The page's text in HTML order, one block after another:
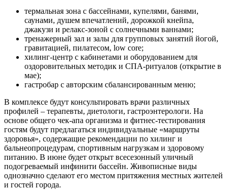
термальная зона с бассейнами, купелями, банями,
саунами, душем впечатлений, дорожкой кнейпа,
джакузи и релакс-зоной с солнечными ваннами;
тренажерный зал и залы для групповых занятий йогой,
гравитацией, пилатесом, low core;
хилинг-центр с кабинетами и оборудованием для
оздоровительных методик и СПА-ритуалов (открытие в
мае);
гастробар с авторским сбалансированным меню;
В комплексе будут консультировать врачи различных
профилей – терапевты, диетологи, гастроэнтерологи. На
основе общего чек-апа организма и фитнес-тестирования
гостям будут предлагаться индивидуальные «маршруты
здоровья», содержащие рекомендации по хилинг и
бальнеопроцедурам, спортивным нагрузкам и здоровому
питанию. В июне будет открыт всесезонный уличный
подогреваемый инфинити бассейн. Живописные виды
однозначно сделают его местом притяжения местных жителей
и гостей города.